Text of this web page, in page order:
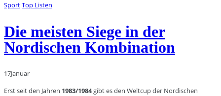
SportTop Listen
Die meisten Siege in der
Nordischen Kombination
17Januar
Erst seit den Jahren 1983/1984gibt es den Weltcup der Nordischen